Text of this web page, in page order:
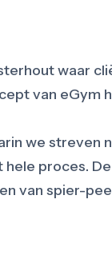
waar
van eGym
we
proces.
van spier-